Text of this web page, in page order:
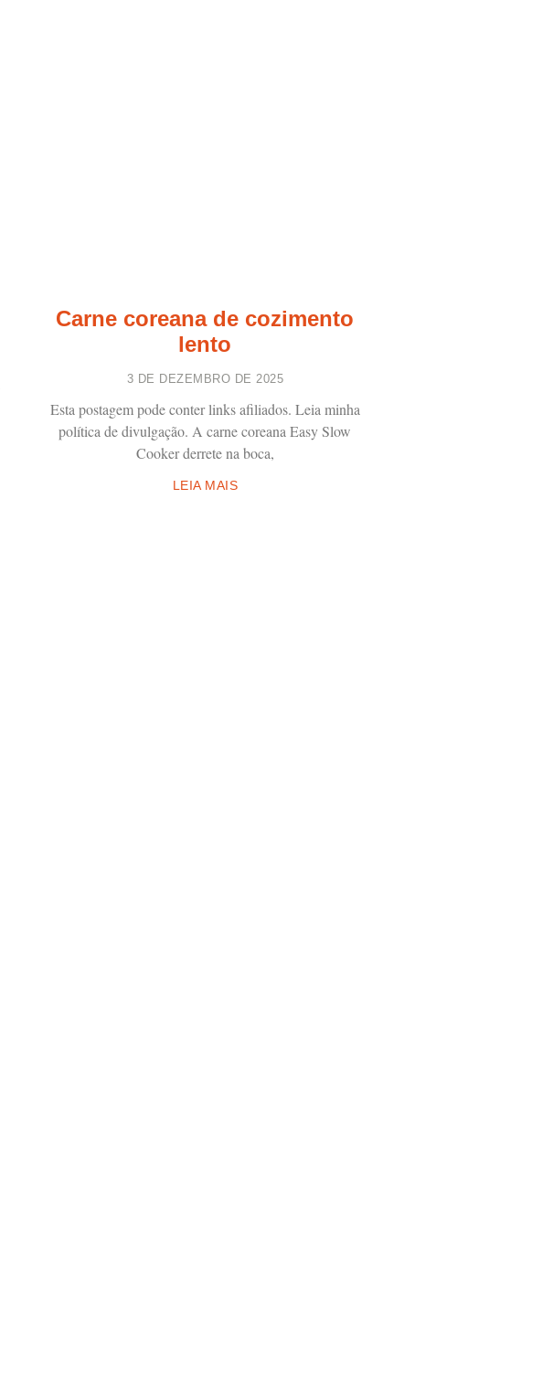
Carne coreana de cozimento
lento
3 DE DEZEMBRO DE 2025
Esta postagem pode conter links afiliados. Leia minha
política de divulgação. A carne coreana Easy Slow
Cooker derrete na boca,
LEIA MAIS